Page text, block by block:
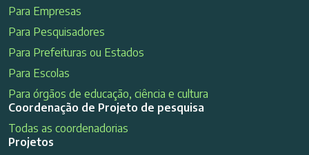
Para Empresas
Para Pesquisadores
Para Prefeituras ou Estados
Para Escolas
Para órgãos de educação, ciência e cultura
Coordenação de Projeto de pesquisa
Todas as coordenadorias
Projetos